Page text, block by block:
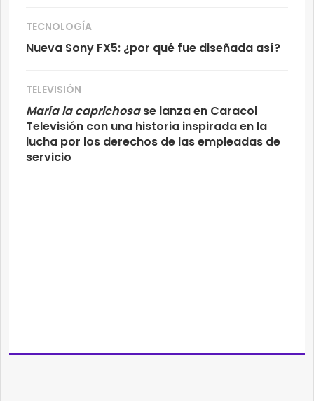
TECNOLOGÍA
Nueva Sony FX5: ¿por qué fue diseñada así?
TELEVISIÓN
María la caprichosase lanza en Caracol
Televisión con una historia inspirada en la
lucha por los derechos de las empleadas de
servicio